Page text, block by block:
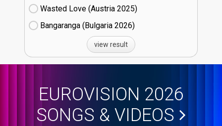
Wasted Love (Austria
25)
Bangaranga (Bulgaria
26)
view result
EUROVISION 2026
SONGS & VIDEOS